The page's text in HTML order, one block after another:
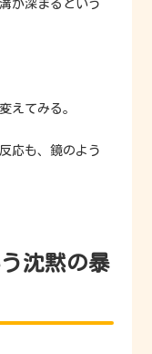
が深まるという
えてみる。
応も、鏡のよう
沈黙の暴